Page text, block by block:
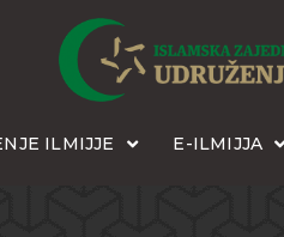
ILMIJJE E-ILMIJJA